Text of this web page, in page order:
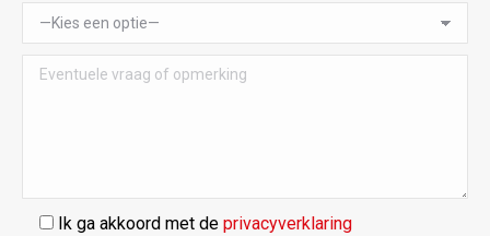
Ik ga akkoord met de privacyverklaring